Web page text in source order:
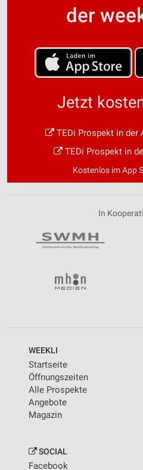
der
Jetzt
TEDi Prospekt in der
TEDi Prospekt in
Kostenlos im App
In
WEEKLI
Startseite
Öffnungszeiten
Alle Prospekte
Angebote
Magazin
SOCIAL
Facebook